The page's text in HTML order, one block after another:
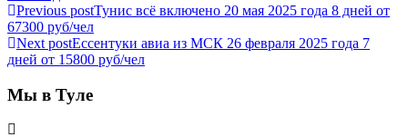
Previous postТунис всё включено 20 мая 2025 года 8 дней от
67300 руб/чел
Next postЕссентуки авиа из МСК 26 февраля 2025 года 7
дней от 15800 руб/чел
Мы в Туле